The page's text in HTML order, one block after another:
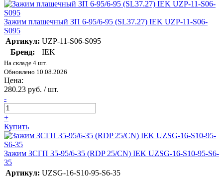
Зажим плашечный ЗП 6-95/6-95 (SL37.27) IEK UZP-11-S06-
S095
Артикул: UZP-11-S06-S095
Бренд:
IEK
На складе 4 шт.
Обновлено 10.08.2026
Цена:
280.23 руб. / шт.
-
+
Купить
Зажим ЗСГП 35-95/6-35 (RDP 25/CN) IEK UZSG-16-S10-95-S6-
35
Артикул: UZSG-16-S10-95-S6-35